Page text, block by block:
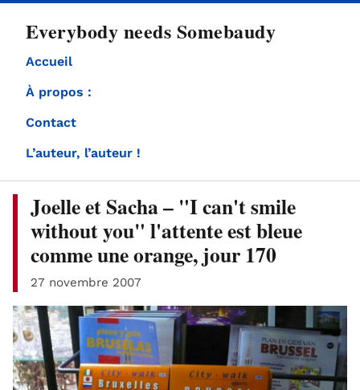
Everybody needs Somebaudy
Accueil
À propos :
Contact
L’auteur, l’auteur !
Joelle et Sacha – "I can't smile
without you" l'attente est bleue
comme une orange, jour 170
27 novembre 2007